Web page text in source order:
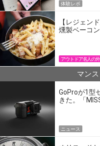
体験レポ
【レジェン
燻製ベーコ
アウトドア名人の
マン
GoProが1型
きた。「
ニュース